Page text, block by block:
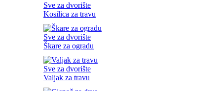
Sve za dvorište
Kosilica za travu
Sve za dvorište
Škare za ogradu
Sve za dvorište
Valjak za travu